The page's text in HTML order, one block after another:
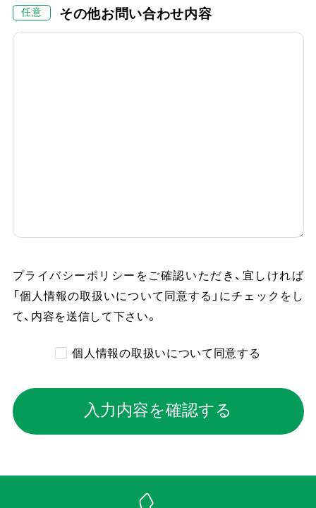
その他お問い合わせ内容
プライバシーポリシーをご確認いただき、 宜しければ
「個人情報の取扱いについて同意する」にチェックをし
て、内容を送信して下さい。
個人情報の取扱いについて同意する
入力内容を確認する